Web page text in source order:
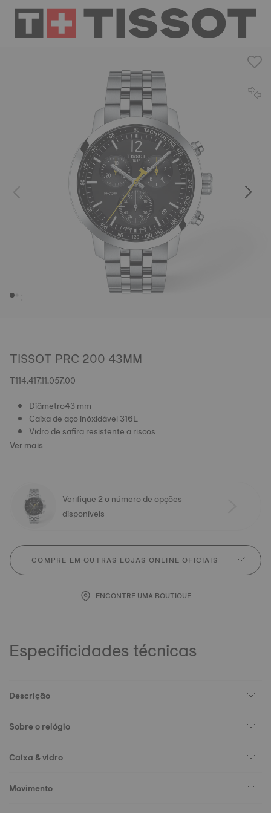
TISSOT PRC 200 43MM
T114.417.11.057.00
Diâmetro43 mm
Caixa de aço inóxidável 316L
Vidro de safira resistente a riscos
Ver mais
Verifique 2 o número de opções
disponíveis
COMPRE EM OUTRAS LOJAS ONLINE OFICIAIS
ENCONTRE UMA BOUTIQUE
Especificidades técnicas
Descrição
Sobre o relógio
Caixa & vidro
Movimento